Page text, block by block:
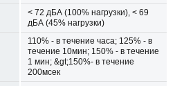
< 72 дБА (100% нагрузки), < 69
дБА (45% нагрузки)
110% - в течение часа; 125% - в
течение 10мин; 150% - в течение
1 мин; &gt;150%- в течение
200мсек